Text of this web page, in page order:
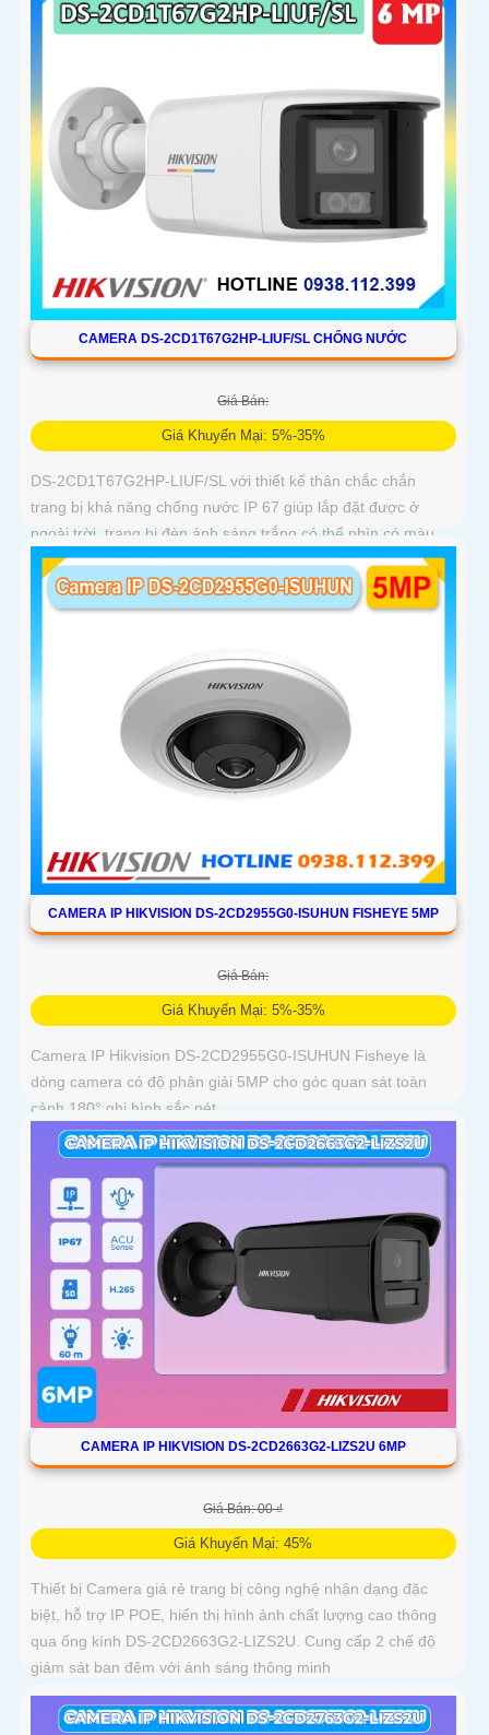
CAMERA DS-2CD1T67G2HP-LIUF/SL CHỐNG NƯỚC
Giá Bán:
Giá Khuyến Mại: 5%-35%
DS-2CD1T67G2HP-LIUF/SL với thiết kế thân chắc chắn
trang bị khả năng chống nước IP 67 giúp lắp đặt được ở
ngoài trời, trang bị đèn ánh sáng trắng có thể nhìn có màu
vào ban đêm với khoảng cách 30m, trang bị micro và loa
giúp đàm thoại 2 chiều ấn tượng
CAMERA IP HIKVISION DS-2CD2955G0-ISUHUN FISHEYE 5MP
Giá Bán:
Giá Khuyến Mại: 5%-35%
Camera IP Hikvision DS-2CD2955G0-ISUHUN Fisheye là
dòng camera có độ phân giải 5MP cho góc quan sát toàn
cảnh 180° ghi hình sắc nét
CAMERA IP HIKVISION DS-2CD2663G2-LIZS2U 6MP
Giá Bán: 00 ₫
Giá Khuyến Mại: 45%
Thiết bị Camera giá rẻ trang bị công nghệ nhận dạng đặc
biệt, hỗ trợ IP POE, hiển thị hình ảnh chất lượng cao thông
qua ống kính DS-2CD2663G2-LIZS2U. Cung cấp 2 chế độ
giám sát ban đêm với ánh sáng thông minh